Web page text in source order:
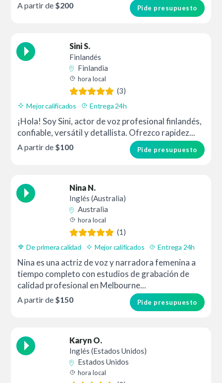
Pide presupuesto
A partir de $200
Sini S.
Finlandés
Finlandia
hora local
(3)
Mejor calificados Entrega 24h
¡Hola! Soy Sini, actor de voz profesional finlandés,
confiable, versátil y detallista. Ofrezco rapidez...
Pide presupuesto
A partir de $100
Nina N.
Inglés (Australia)
Australia
hora local
(1)
De primera calidad Mejor calificados Entrega 24h
Nina es una actriz de voz y narradora femenina a
tiempo completo con estudios de grabación de
calidad profesional en Melbourne...
Pide presupuesto
A partir de $150
Karyn O.
Inglés (Estados Unidos)
Estados Unidos
hora local